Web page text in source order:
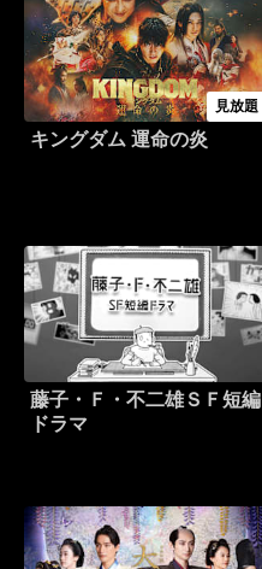
見放題
キングダム 運命の炎
藤子・Ｆ・不二雄ＳＦ短編
ドラマ